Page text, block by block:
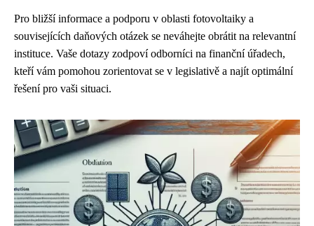
Pro bližší informace a podporu v oblasti fotovoltaiky a
souvisejících daňových otázek se neváhejte obrátit na relevantní
instituce. Vaše dotazy zodpoví odborníci na finanční úřadech,
kteří vám pomohou zorientovat se v legislativě a najít optimální
řešení pro vaši situaci.